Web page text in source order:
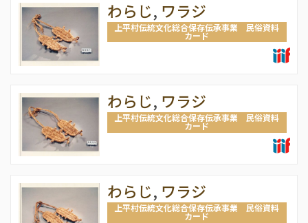
わらじ, ワラジ
上平村伝統文化総合保存伝承事業 民俗資料
カード
わらじ, ワラジ
上平村伝統文化総合保存伝承事業 民俗資料
カード
わらじ, ワラジ
上平村伝統文化総合保存伝承事業 民俗資料
カード